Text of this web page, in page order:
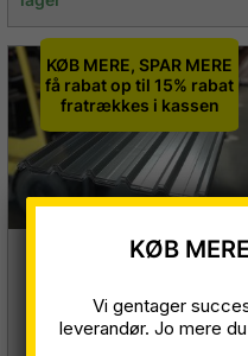
KØB MERE, SPAR MERE
få rabat op til 15% rabat
fratrækkes i kassen
TP35 Trapezplader
A. grå Ral 7016, 0,50
mm B 1,00 x 3,00
KØB
Vi gentager
leverandør. Jo mere